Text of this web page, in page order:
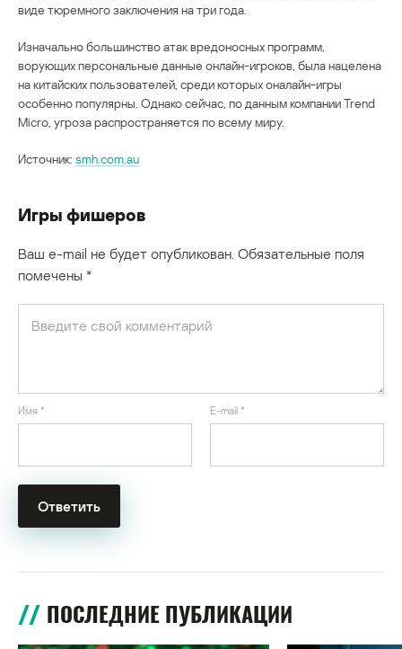
виде тюремного заключения на три года.
Изначально большинство атак вредоносных программ,
ворующих персональные данные онлайн-игроков, была нацелена
на китайских пользователей, среди которых оналайн-игры
особенно популярны. Однако сейчас, по данным компании Trend
Micro, угроза распространяется по всему миру.
Источник: smh.com.au
Игры фишеров
Ваш e-mail не будет опубликован. Обязательные поля
помечены *
Имя * E-mail *
ПОСЛЕДНИЕ ПУБЛИКАЦИИ